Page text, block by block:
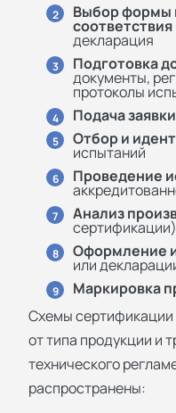
2 Выбор формы
соответствия
декларация
3 Подготовка
документы,
протоколы
4 Подача заявки
5 Отбор и
испытаний
6 Проведение
7 Анализ
сертификации)
8 Оформление
или
9 Маркировка
Схемы сертификации
от типа продукции и
технического
распространены: